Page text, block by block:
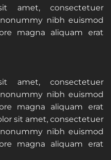
amet, consectetuer
nibh euismod
magna aliquam erat
amet, consectetuer
nibh euismod
magna aliquam erat
sit amet, consectetuer
nibh euismod
magna aliquam erat